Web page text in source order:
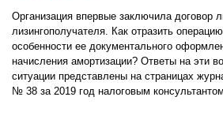
Организация впервые заключила договор
лизингополучателя. Как отразить
особенности ее документального
начисления амортизации? Ответы на эти
ситуации представлены на страницах
№ 38 за 2019 год налоговым консультантом